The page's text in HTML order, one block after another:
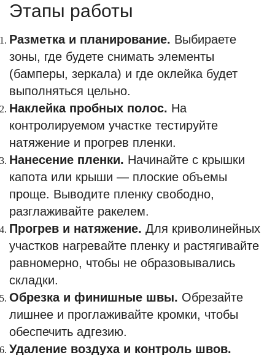
Этапы работы
Разметка и планирование. Выбираете
зоны, где будете снимать элементы
(бамперы, зеркала) и где оклейка будет
выполняться цельно.
Наклейка пробных полос. На
контролируемом участке тестируйте
натяжение и прогрев пленки.
Нанесение пленки. Начинайте с крышки
капота или крыши — плоские объемы
проще. Выводите пленку свободно,
разглаживайте ракелем.
Прогрев и натяжение. Для криволинейных
участков нагревайте пленку и растягивайте
равномерно, чтобы не образовывались
складки.
Обрезка и финишные швы. Обрезайте
лишнее и проглаживайте кромки, чтобы
обеспечить адгезию.
Удаление воздуха и контроль швов.